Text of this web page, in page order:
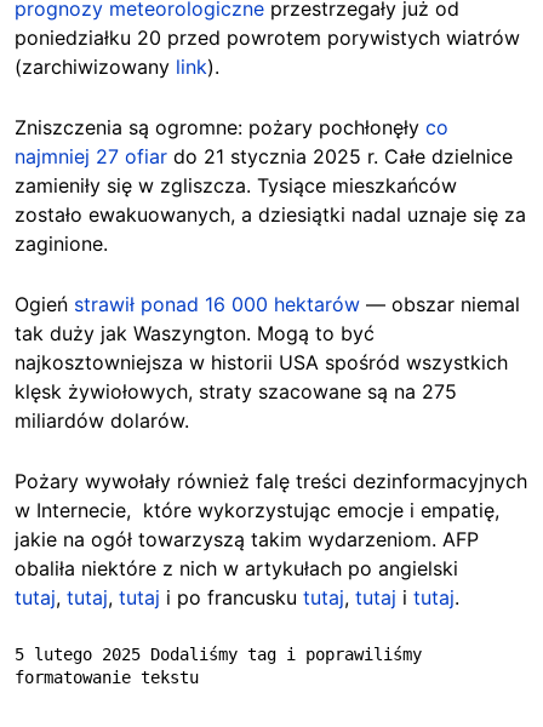
prognozy meteorologiczne przestrzegały już od
poniedziałku 20 przed powrotem porywistych wiatrów
(zarchiwizowany link).
Zniszczenia są ogromne: pożary pochłonęły co
najmniej 27 ofiar do 21 stycznia 2025 r. Całe dzielnice
zamieniły się w zgliszcza. Tysiące mieszkańców
zostało ewakuowanych, a dziesiątki nadal uznaje się za
zaginione.
Ogień strawił ponad 16 000 hektarów — obszar niemal
tak duży jak Waszyngton. Mogą to być
najkosztowniejsza w historii USA spośród wszystkich
klęsk żywiołowych, straty szacowane są na 275
miliardów dolarów.
Pożary wywołały również falę treści dezinformacyjnych
w Internecie, które wykorzystując emocje i empatię,
jakie na ogół towarzyszą takim wydarzeniom. AFP
obaliła niektóre z nich w artykułach po angielski
tutaj, tutaj, tutaj i po francusku tutaj, tutaj i tutaj.
5 lutego 2025 Dodaliśmy tag i poprawiliśmy
formatowanie tekstu